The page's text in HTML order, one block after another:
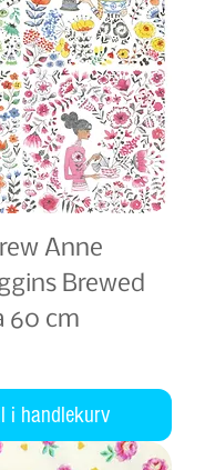
Anne
Brewed
60 cm
i handlekurv